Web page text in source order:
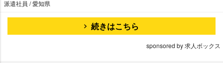
派遣社員 / 愛知県
続きはこちら
sponsored by 求人ボックス